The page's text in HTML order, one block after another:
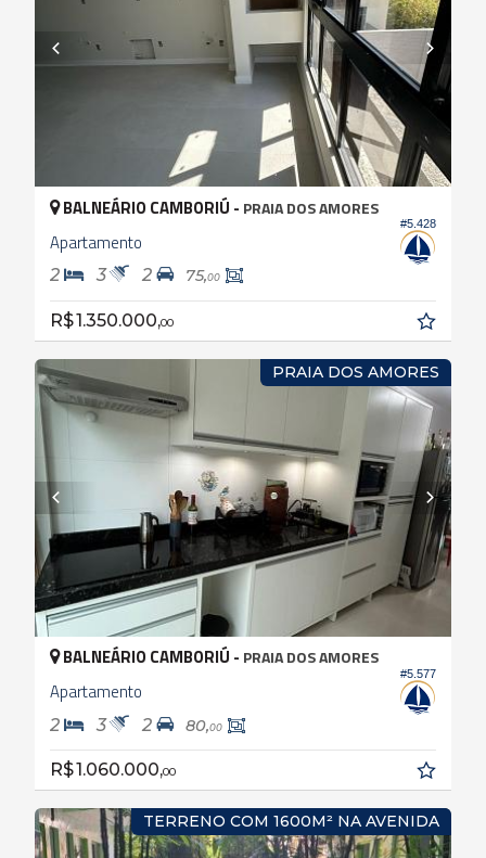
#5.428
BALNEÁRIO CAMBORIÚ - PRAIA DOS AMORES
Apartamento
2 3 2 75,00
R$ 1.350.000,00
PRAIA DOS AMORES
#5.577
BALNEÁRIO CAMBORIÚ - PRAIA DOS AMORES
Apartamento
2 3 2 80,00
R$ 1.060.000,00
TERRENO COM 1600M² NA AVENIDA